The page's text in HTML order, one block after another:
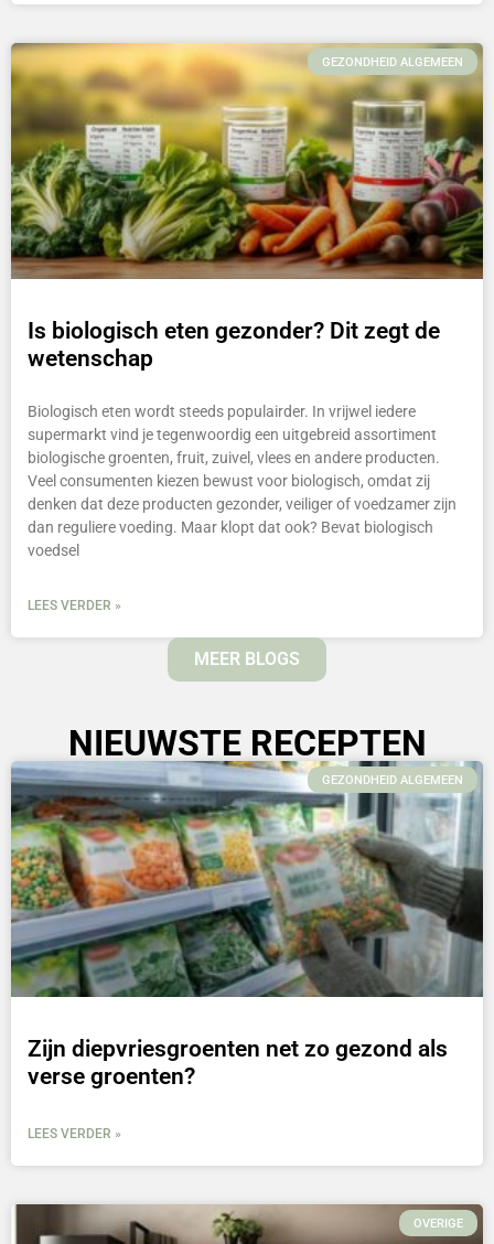
GEZONDHEID ALGEMEEN
Is biologisch eten gezonder? Dit zegt de
wetenschap
Biologisch eten wordt steeds populairder. In vrijwel iedere
supermarkt vind je tegenwoordig een uitgebreid assortiment
biologische groenten, fruit, zuivel, vlees en andere producten.
Veel consumenten kiezen bewust voor biologisch, omdat zij
denken dat deze producten gezonder, veiliger of voedzamer zijn
dan reguliere voeding. Maar klopt dat ook? Bevat biologisch
voedsel
LEES VERDER »
MEER BLOGS
NIEUWSTE RECEPTEN
GEZONDHEID ALGEMEEN
Zijn diepvriesgroenten net zo gezond als
verse groenten?
LEES VERDER »
OVERIGE